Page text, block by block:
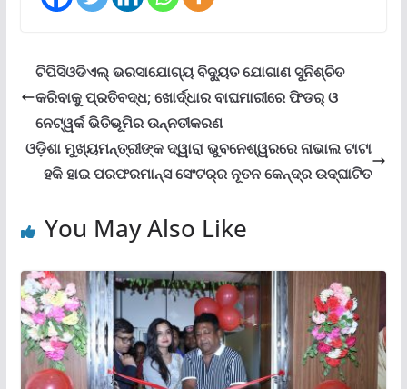
ଟିପିସିଓଡିଏଲ୍ ଭରସାଯୋଗ୍ୟ ବିଦ୍ୟୁତ ଯୋଗାଣ ସୁନିଶ୍ଚିତ
କରିବାକୁ ପ୍ରତିବଦ୍ଧ; ଖୋର୍ଦ୍ଧାର ବାଘମାରୀରେ ଫିଡର୍ ଓ
ନେଟ୍‌ୱର୍କ ଭିତିଭୂମିର ଉନ୍ନତୀକରଣ
ଓଡ଼ିଶା ମୁଖ୍ୟମନ୍ତ୍ରୀଙ୍କ ଦ୍ୱାରା ଭୁବନେଶ୍ୱରରେ ନାଭାଲ ଟାଟା
ହକି ହାଇ ପରଫରମାନ୍ସ ସେଂଟର୍‌ର ନୂତନ କେନ୍ଦ୍ର ଉଦ୍‌ଘାଟିତ
You May Also Like